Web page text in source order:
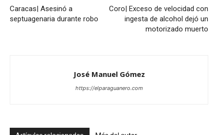
Caracas| Asesinó a
septuagenaria durante robo
Coro| Exceso de velocidad con
ingesta de alcohol dejó un
motorizado muerto
José Manuel Gómez
https://elparaguanero.com